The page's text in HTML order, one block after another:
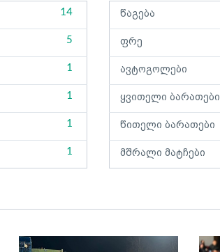
14
5
1
1
1
1
წაგება
ფრე
ავტოგოლები
ყვითელი ბარათები
წითელი ბარათები
მშრალი მატჩები